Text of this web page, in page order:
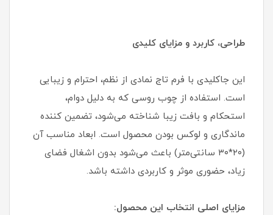
طراحی، کاربرد و مزایای کلیدی
این جاکلیدی با فرم تاج نمادی از نظم، احترام و زیبایی
است. استفاده از چوب روسی که به دلیل دوام،
استحکام و بافت زیبا شناخته می‌شود، تضمین کننده
ماندگاری و لوکس بودن محصول است. ابعاد مناسب آن
(۲۰*۳۰ سانتی‌متر) باعث می‌شود بدون اشغال فضای
زیاد، حضوری موثر و کاربردی داشته باشد.
مزایای اصلی انتخاب این محصول: